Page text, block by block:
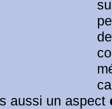
aussi un aspect